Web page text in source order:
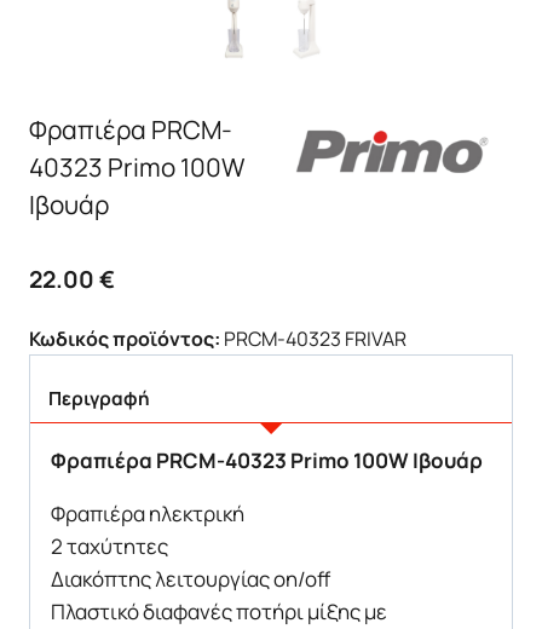
Φραπιέρα PRCM-
40323 Primo 100W
Ιβουάρ
22.00€
Κωδικός προϊόντος: PRCM-40323 FRIVAR
Περιγραφή
Φραπιέρα PRCM-40323 Primo 100W Ιβουάρ
Φραπιέρα ηλεκτρική
2 ταχύτητες
Διακόπτης λειτουργίας on/off
Πλαστικό διαφανές ποτήρι μίξης με